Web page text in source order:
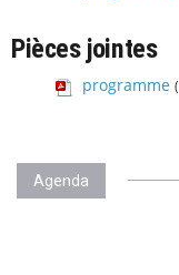
Pièces jointes
programme
Agenda